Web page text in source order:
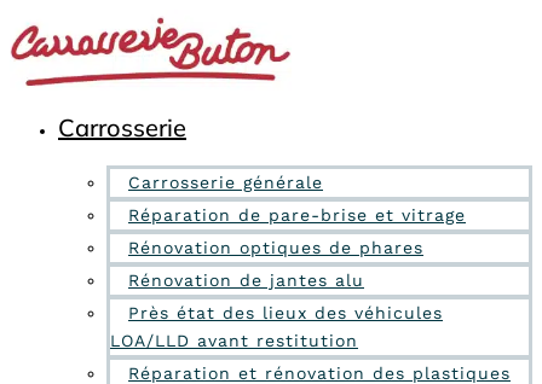
Panneau de gestion des cookies
Aller
au
contenu
Carrosserie
Carrosserie générale
Réparation de pare-brise et vitrage
Rénovation optiques de phares
Rénovation de jantes alu
Près état des lieux des véhicules
LOA/LLD avant restitution
Réparation et rénovation des plastiques